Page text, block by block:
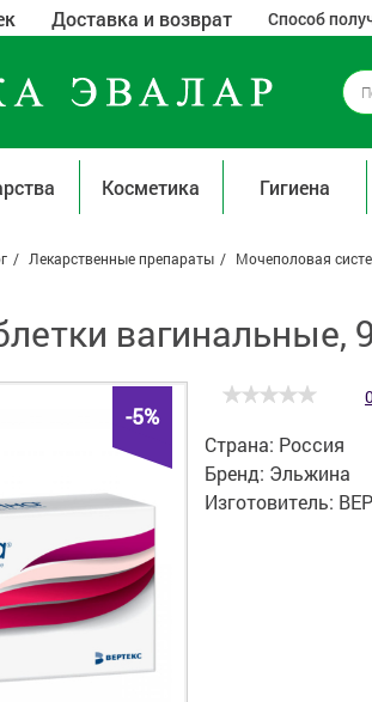
Доставка и возврат Способ
Косметика Гигиена
Лекарственные препараты Мочеполовая
вагинальные,
-5%
Страна: Россия
Бренд: Эльжина
Изготовитель: